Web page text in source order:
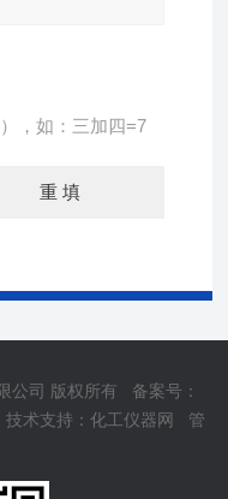
，如：三加四=7
公司 版权所有 备案号：
术支持：化工仪器网
管